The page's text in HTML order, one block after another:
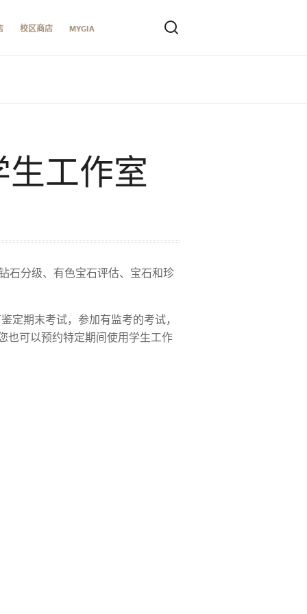
校区商店 MYGIA
生工作室
石分级、有色宝石评估、宝石和珍
定期末考试，参加有监考的考试，
也可以预约特定期间使用学生工作